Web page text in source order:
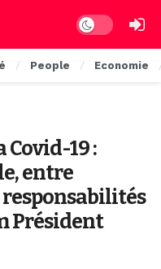
Dark mode
People Economie
19 :
entre
Président